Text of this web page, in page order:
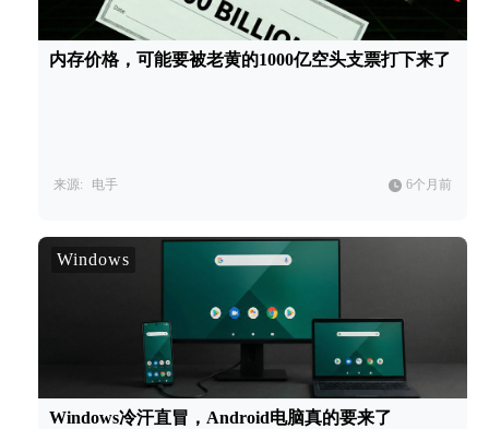
内存价格，可能要被老黄的1000亿空头支票打下来了
来源: 电手 6个月前
Windows
Windows冷汗直冒，Android电脑真的要来了